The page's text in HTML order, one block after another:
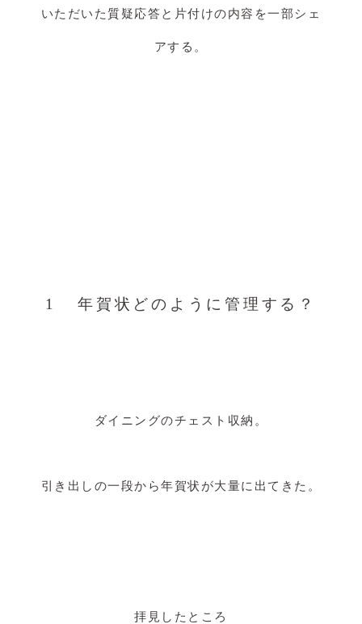
いただいた質疑応答と片付けの内容を一部シェ
アする。
1 年賀状どのように管理する？
ダイニングのチェスト収納。
引き出しの一段から年賀状が大量に出てきた。
拝見したところ